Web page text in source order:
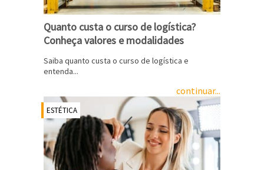
Quanto custa o curso de logística?
Conheça valores e modalidades
Saiba quanto custa o curso de logística e
entenda...
continuar...
ESTÉTICA